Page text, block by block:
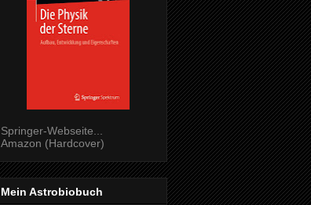
Springer-Webseite...
Amazon (Hardcover)
Mein Astrobiobuch